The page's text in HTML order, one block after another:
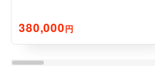
380,000円